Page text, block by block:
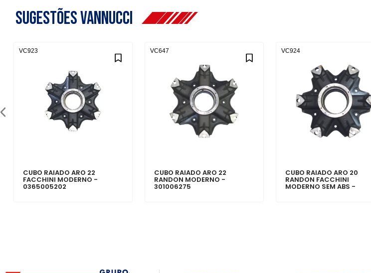
Sugestões Vannucci
CUBO RAIADO ARO 22
FACCHINI MODERNO -
0365005202
VC923
CUBO RAIADO ARO 22
RANDON MODERNO -
301006275
VC647
CUBO RAIADO ARO 20
RANDON FACCHINI
MODERNO SEM ABS -
VC924